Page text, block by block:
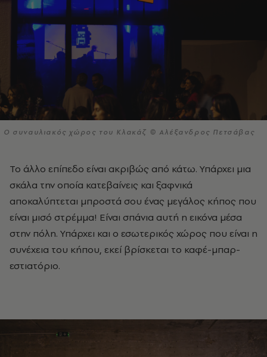
Ο συναυλιακός χώρος του Κλακάζ © Αλέξανδρος Πετσάβας
Το άλλο επίπεδο είναι ακριβώς από κάτω. Υπάρχει μια
σκάλα την οποία κατεβαίνεις και ξαφνικά
αποκαλύπτεται μπροστά σου ένας μεγάλος κήπος που
είναι μισό στρέμμα! Είναι σπάνια αυτή η εικόνα μέσα
στην πόλη. Υπάρχει και ο εσωτερικός χώρος που είναι η
συνέχεια του κήπου, εκεί βρίσκεται το καφέ-μπαρ-
εστιατόριο.